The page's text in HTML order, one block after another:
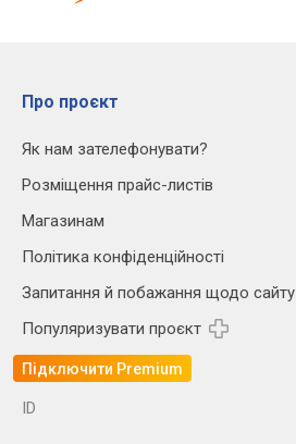
Про проєкт
Як нам зателефонувати?
Розміщення прайс-листів
Магазинам
Політика конфіденційності
Запитання й побажання щодо сайту
Популяризувати проєкт
Підключити Premium
ID